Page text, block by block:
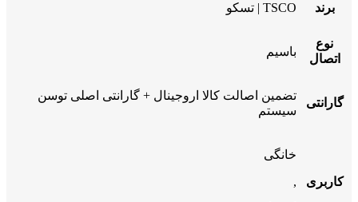
برند TSCO | تسکو
نوع
اتصال
باسیم
گارانتی
تضمین اصالت کالا اروجینال + گارانتی اصلی توسن
سیستم
کاربری
خانگی
,